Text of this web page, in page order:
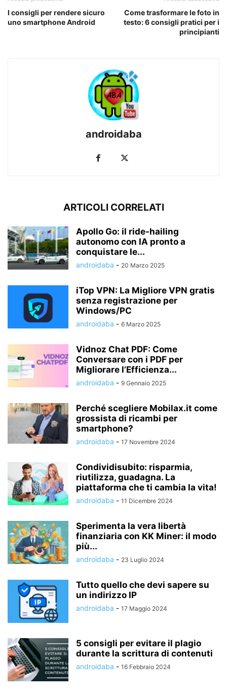
I consigli per rendere sicuro
uno smartphone Android
Come trasformare le foto in
testo: 6 consigli pratici per i
principianti
androidaba
ARTICOLI CORRELATI
Apollo Go: il ride-hailing
autonomo con IA pronto a
conquistare le...
androidaba - 20 Marzo 2025
iTop VPN: La Migliore VPN gratis
senza registrazione per
Windows/PC
androidaba - 6 Marzo 2025
Vidnoz Chat PDF: Come
Conversare con i PDF per
Migliorare l’Efficienza...
androidaba - 9 Gennaio 2025
Perché scegliere Mobilax.it come
grossista di ricambi per
smartphone?
androidaba - 17 Novembre 2024
Condividisubito: risparmia,
riutilizza, guadagna. La
piattaforma che ti cambia la vita!
androidaba - 11 Dicembre 2024
Sperimenta la vera libertà
finanziaria con KK Miner: il modo
più...
androidaba - 23 Luglio 2024
Tutto quello che devi sapere su
un indirizzo IP
androidaba - 17 Maggio 2024
5 consigli per evitare il plagio
durante la scrittura di contenuti
androidaba - 16 Febbraio 2024